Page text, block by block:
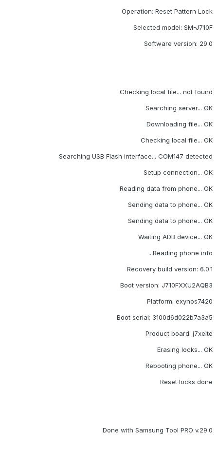
Operation: Reset Pattern Lock
Selected model: SM-J710F
Software version: 29.0
Checking local file... not found
Searching server... OK
Downloading file... OK
Checking local file... OK
Searching USB Flash interface... COM147 detected
Setup connection... OK
Reading data from phone... OK
Sending data to phone... OK
Sending data to phone... OK
Waiting ADB device... OK
Reading phone info...
Recovery build version: 6.0.1
Boot version: J710FXXU2AQB3
Platform: exynos7420
Boot serial: 3100d6d022b7a3a5
Product board: j7xelte
Erasing locks... OK
Rebooting phone... OK
Reset locks done
Done with Samsung Tool PRO v.29.0